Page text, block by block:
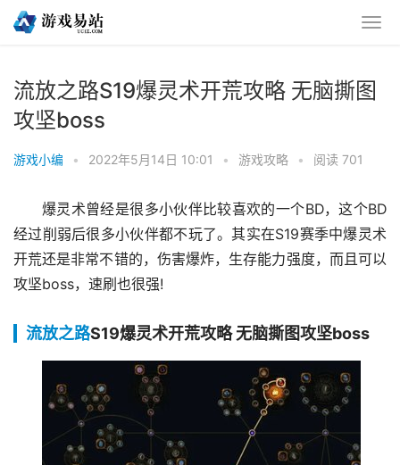
流放之路S19爆灵术开荒攻略 无脑撕图
攻坚boss
游戏小编 • 2022年5月14日 10:01 • 游戏攻略 • 阅读 701
爆灵术曾经是很多小伙伴比较喜欢的一个BD，这个BD
经过削弱后很多小伙伴都不玩了。其实在S19赛季中爆灵术
开荒还是非常不错的，伤害爆炸，生存能力强度，而且可以
攻坚boss，速刷也很强!
流放之路S19爆灵术开荒攻略 无脑撕图攻坚boss